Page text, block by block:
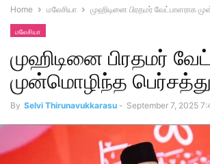
Home மலேசியா முஹிடினை பிரதமர் வேட்பாளராக
மலேசியா
முஹிடினை பிரதமர்
முன்மொழிந்த பெர்சத்து
By Selvi Thirunavukkarasu - September 7, 2025